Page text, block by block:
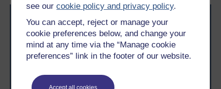
see ourcookie policy and privacy policy.
You can accept, reject or manage your
cookie preferences below, and change your
mind at any time via the “Manage cookie
preferences” link in the footer of our website.
Accept all cookies
ni a byddwch yn ymuno â thros 2 filiwn o fyfyrwyr sydd